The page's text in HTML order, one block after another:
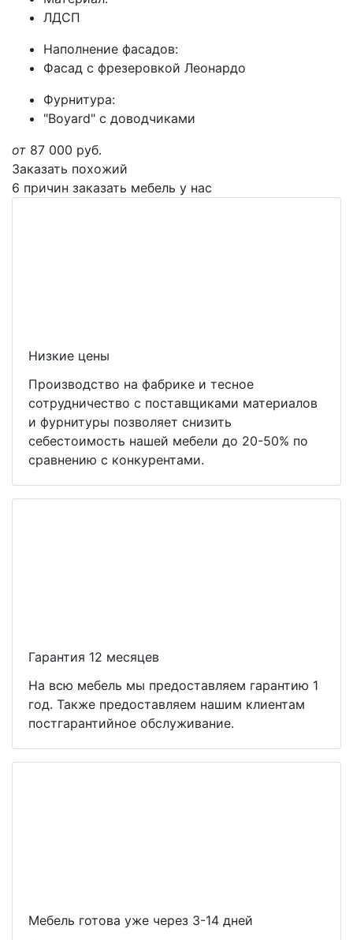
ЛДСП
Наполнение фасадов:
Фасад с фрезеровкой Леонардо
Фурнитура:
"Boyard" с доводчиками
от 87 000 руб.
Заказать похожий
6 причин заказать мебель у нас
Низкие цены
Производство на фабрике и тесное
сотрудничество с поставщиками материалов
и фурнитуры позволяет снизить
себестоимость нашей мебели до 20-50% по
сравнению с конкурентами.
Гарантия 12 месяцев
На всю мебель мы предоставляем гарантию 1
год. Также предоставляем нашим клиентам
постгарантийное обслуживание.
Мебель готова уже через 3-14 дней